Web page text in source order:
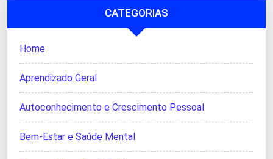
CATEGORIAS
Home
Aprendizado Geral
Autoconhecimento e Crescimento Pessoal
Bem-Estar e Saúde Mental